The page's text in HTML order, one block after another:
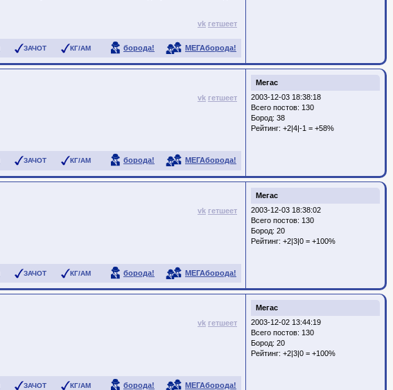
vk гетшеет
ЗАЧОТ КГ/АМ борода! МЕГАборода!
Мегас
2003-12-03 18:38:18
Всего постов: 130
Бород: 38
Рейтинг: +2|4|-1 = +58%
vk гетшеет
ЗАЧОТ КГ/АМ борода! МЕГАборода!
Мегас
2003-12-03 18:38:02
Всего постов: 130
Бород: 20
Рейтинг: +2|3|0 = +100%
vk гетшеет
ЗАЧОТ КГ/АМ борода! МЕГАборода!
Мегас
2003-12-02 13:44:19
Всего постов: 130
Бород: 20
Рейтинг: +2|3|0 = +100%
vk гетшеет
ЗАЧОТ КГ/АМ борода! МЕГАборода!